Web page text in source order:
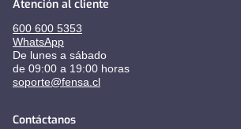
Atención al cliente
600 600 5353
WhatsApp
De lunes a sábado
de 09:00 a 19:00 horas
soporte@fensa.cl
Contáctanos